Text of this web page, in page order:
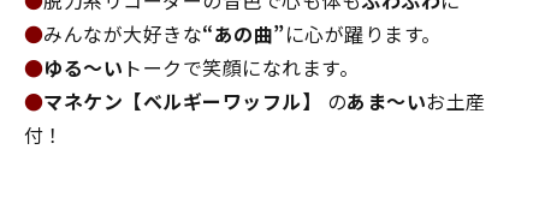
●みんなが大好きな“あの曲”に心が躍ります。
●ゆる～い トークで笑顔になれます。
●マネケン【ベルギーワッフル】 のあま～いお土産
付！